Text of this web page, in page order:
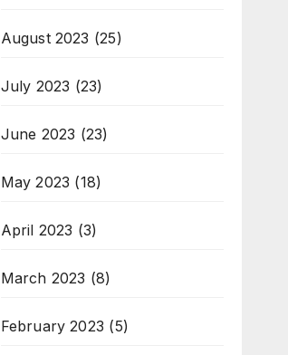
August 2023 (25)
July 2023 (23)
June 2023 (23)
May 2023 (18)
April 2023 (3)
March 2023 (8)
February 2023 (5)